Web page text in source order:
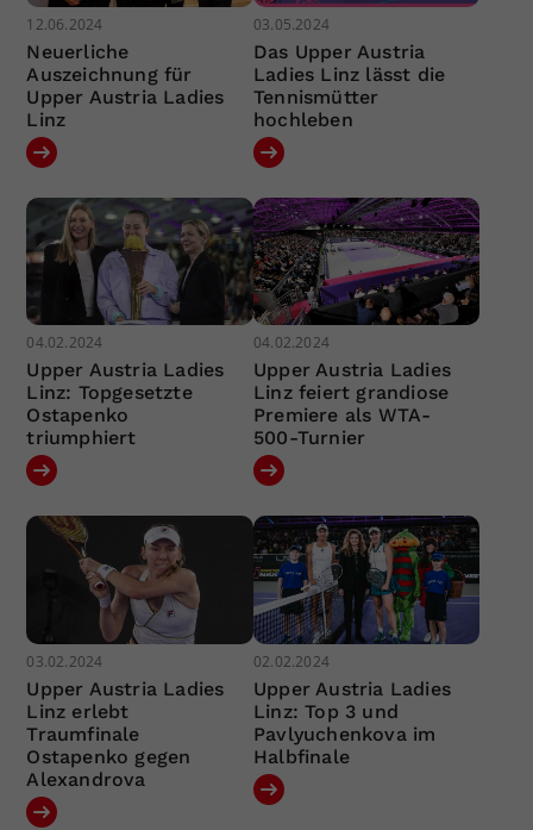
12.06.2024
Neuerliche
Auszeichnung für
Upper Austria Ladies
Linz
03.05.2024
Das Upper Austria
Ladies Linz lässt die
Tennismütter
hochleben
04.02.2024
Upper Austria Ladies
Linz: Topgesetzte
Ostapenko
triumphiert
04.02.2024
Upper Austria Ladies
Linz feiert grandiose
Premiere als WTA-
500-Turnier
03.02.2024
Upper Austria Ladies
Linz erlebt
Traumfinale
Ostapenko gegen
Alexandrova
02.02.2024
Upper Austria Ladies
Linz: Top 3 und
Pavlyuchenkova im
Halbfinale